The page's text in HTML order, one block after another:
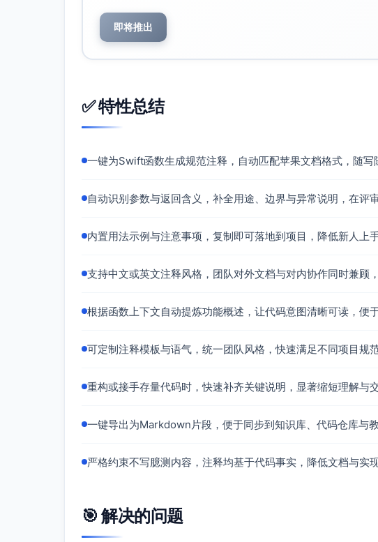
即将推出
✅ 特性总结
一键为Swift函数生成规范注释，自动匹配苹果文档格式，随写
自动识别参数与返回含义，补全用途、边界与异常说明，在评
内置用法示例与注意事项，复制即可落地到项目，降低新人上
支持中文或英文注释风格，团队对外文档与对内协作同时兼顾
根据函数上下文自动提炼功能概述，让代码意图清晰可读，便于
可定制注释模板与语气，统一团队风格，快速满足不同项目规
重构或接手存量代码时，快速补齐关键说明，显著缩短理解与
一键导出为Markdown片段，便于同步到知识库、代码仓库与教
严格约束不写臆测内容，注释均基于代码事实，降低文档与实现
🎯 解决的问题